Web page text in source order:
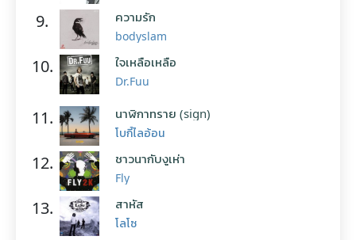
9. ความรัก
bodyslam
10. ใจเหลือเหลือ
Dr.Fuu
11. นาฬิกาทราย (sign)
โบกี้ไลอ้อน
12. ชาวนากับงูเห่า
Fly
13. สาหัส
โลโซ